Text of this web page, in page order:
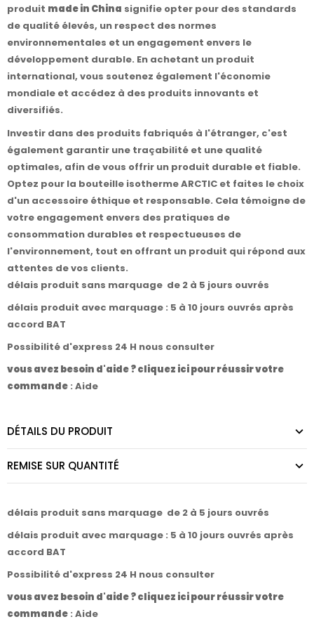
produit made in China signifie opter pour des standards
de qualité élevés, un respect des normes
environnementales et un engagement envers le
développement durable. En achetant un produit
international, vous soutenez également l'économie
mondiale et accédez à des produits innovants et
diversifiés.
Investir dans des produits fabriqués à l'étranger, c'est
également garantir une traçabilité et une qualité
optimales, afin de vous offrir un produit durable et fiable.
Optez pour la bouteille isotherme ARCTIC et faites le choix
d'un accessoire éthique et responsable. Cela témoigne de
votre engagement envers des pratiques de
consommation durables et respectueuses de
l'environnement, tout en offrant un produit qui répond aux
attentes de vos clients.
délais produit sans marquage de 2 à 5 jours ouvrés
délais produit avec marquage : 5 à 10 jours ouvrés après
accord BAT
Possibilité d'express 24 H nous consulter
vous avez besoin d'aide ? cliquez ici pour réussir votre
commande : Aide
DÉTAILS DU PRODUIT
REMISE SUR QUANTITÉ
délais produit sans marquage de 2 à 5 jours ouvrés
délais produit avec marquage : 5 à 10 jours ouvrés après
accord BAT
Possibilité d'express 24 H nous consulter
vous avez besoin d'aide ? cliquez ici pour réussir votre
commande : Aide